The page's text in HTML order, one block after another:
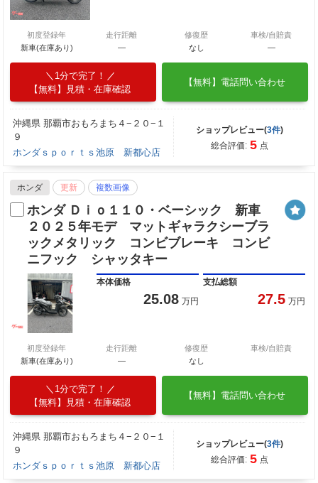
初度登録年
新車(在庫あり)
走行距離
―
修復歴
なし
車検/自賠責
―
1分で完了！
【無料】見積・在庫確認
【無料】電話問い合わせ
沖縄県 那覇市おもろまち４−２０−１
９
ホンダｓｐｏｒｔｓ池原 新都心店
ショップレビュー(3件)
総合評価: 5 点
ホンダ 更新 複数画像
ホンダ Ｄｉｏ１１０・ベーシック 新車
２０２５年モデ マットギャラクシーブラ
ックメタリック コンビブレーキ コンビ
ニフック シャッタキー
本体価格
25.08 万円
支払総額
27.5 万円
初度登録年
新車(在庫あり)
走行距離
―
修復歴
なし
車検/自賠責
1分で完了！
【無料】見積・在庫確認
【無料】電話問い合わせ
沖縄県 那覇市おもろまち４−２０−１
９
ホンダｓｐｏｒｔｓ池原 新都心店
ショップレビュー(3件)
総合評価: 5 点